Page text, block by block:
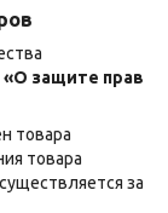
«О защите прав
товара
товара
за